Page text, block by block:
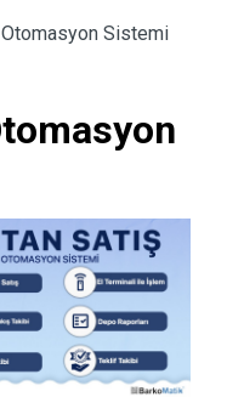
Otomasyon Sistemi